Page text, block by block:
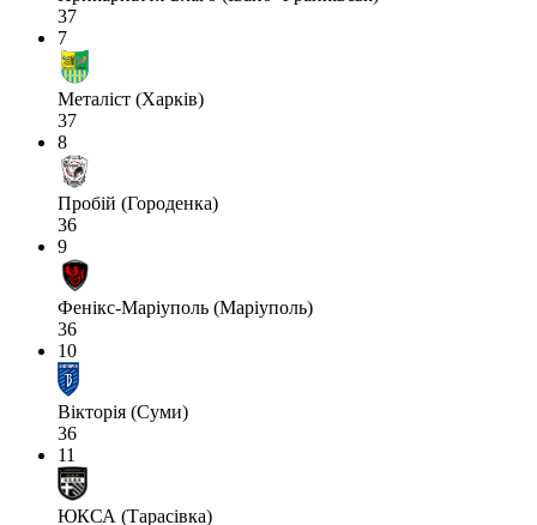
37
7
Металіст (Харків)
37
8
Пробій (Городенка)
36
9
Фенікс-Маріуполь (Маріуполь)
36
10
Вікторія (Суми)
36
11
ЮКСА (Тарасівка)